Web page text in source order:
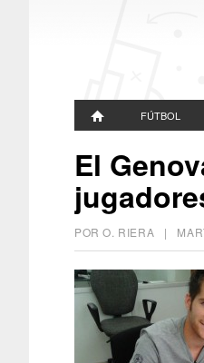
FÚTBOL
El
POR O. RIERA |